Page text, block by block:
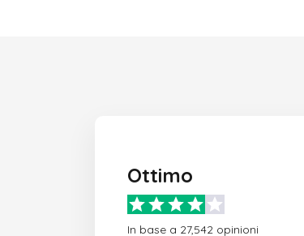
Ottimo
In base a 27,542 opinioni